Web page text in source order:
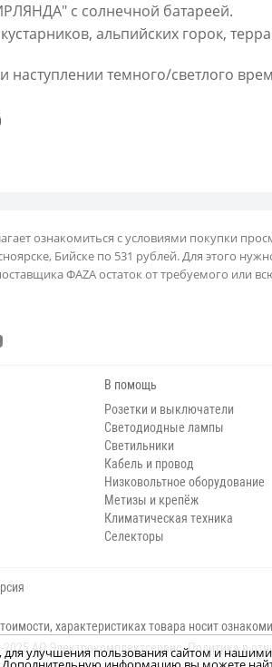
с солнечной батареей.
альпийских горок,
темного/светлого
ознакомиться с условиями покупки
Бийске по 531 рублей. Для этого
ФAZA остаток от требуемого или
улучшения пользования сайтом и
В помощь
Розетки и выключатели
Светодиодные лампы
Светильники
Кабель и провод
Низковольтное оборудование
Метизы и крепёж
Климатическая техника
Селекторы
характеристиках товара носит
2025 АО Электрокомплектсервис.Политика в